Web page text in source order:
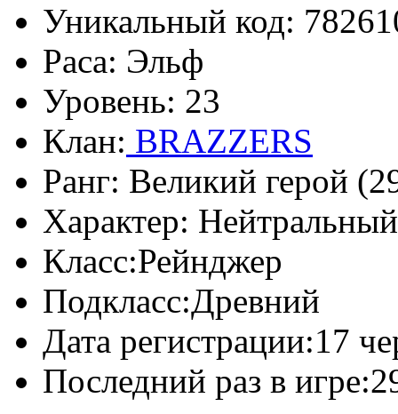
Уникальный код:
Раса: Эльф
Уровень: 23
Клан: BRAZZERS
Ранг: Великий герой
Характер:
Класс:Рейнджер
Подкласс:Древний
Дата регистрации:17
Последний раз в игре: